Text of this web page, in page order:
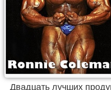
Двадцать лучших